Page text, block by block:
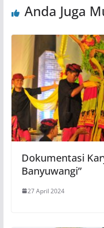
Anda Juga
Dokumentasi
Banyuwangi”
27 April 2024